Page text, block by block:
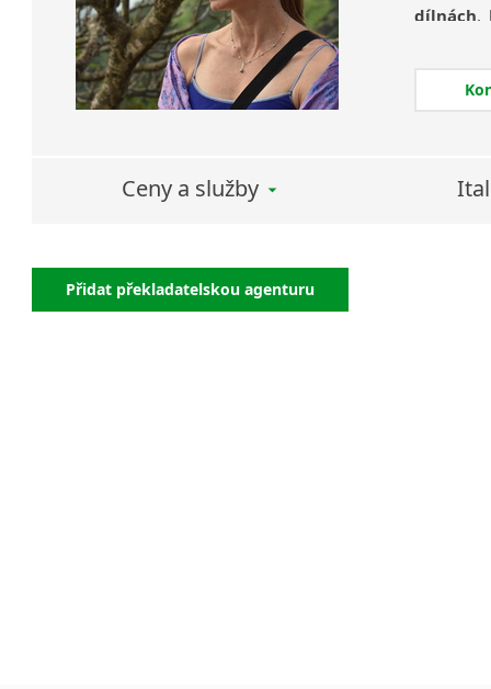
dílnách,
partnerů?
Ceny a služby
Přidat překladatelskou agenturu